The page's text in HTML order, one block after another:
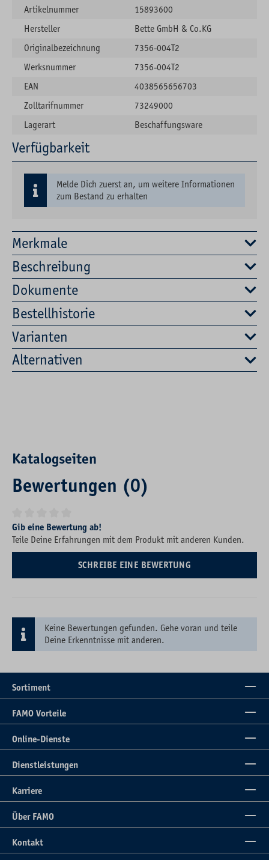
Merkmale
Beschreibung
Dokumente
Bestellhistorie
Varianten
Alternativen
Artikelnummer
15893600
Hersteller
Bette GmbH & Co.KG
Originalbezeichnung
7356-004T2
Werksnummer
7356-004T2
EAN
4038565656703
Zolltarifnummer
73249000
Lagerart
Beschaffungsware
Verfügbarkeit
Melde Dich zuerst an, um weitere Informationen
zum Bestand zu erhalten
Katalogseiten
Bewertungen (0)
Durchschnittliche Bewertung von 0 von 5 Sternen
Gib eine Bewertung ab!
Teile Deine Erfahrungen mit dem Produkt mit anderen Kunden.
SCHREIBE EINE BEWERTUNG
Keine Bewertungen gefunden. Gehe voran und teile
Deine Erkenntnisse mit anderen.
Sortiment
FAMO Vorteile
Online-Dienste
Dienstleistungen
Karriere
Über FAMO
Kontakt